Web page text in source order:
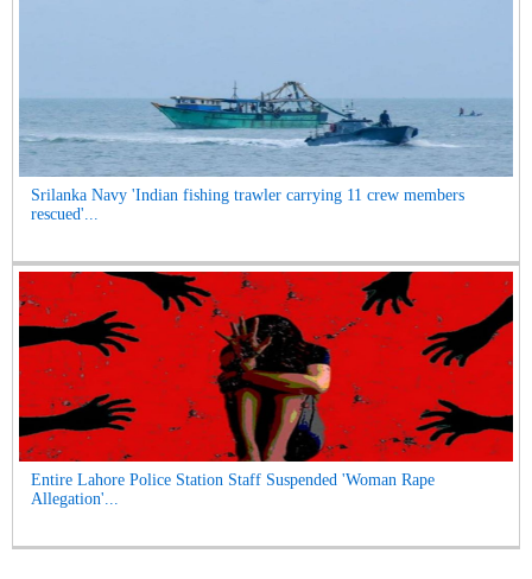
Srilanka Navy 'Indian fishing trawler carrying 11 crew members
rescued'...
Entire Lahore Police Station Staff Suspended 'Woman Rape
Allegation'...